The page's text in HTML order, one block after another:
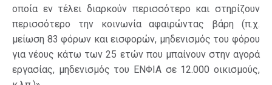
οποία εν τέλει διαρκούν περισσότερο και στηρίζουν
περισσότερο την κοινωνία αφαιρώντας βάρη (π.χ.
μείωση 83 φόρων και εισφορών, μηδενισμός του φόρου
για νέους κάτω των 25 ετών που μπαίνουν στην αγορά
εργασίας, μηδενισμός του ΕΝΦΙΑ σε 12.000 οικισμούς,